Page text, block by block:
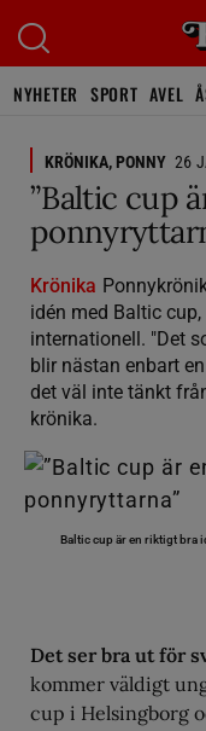
NYHETER SPORT AVEL
KRÖNIKA, PONNY 26
”Baltic cup
Krönika
idén med Baltic
internationell. "Det
blir nästan enbart
det väl inte tänkt
krönika.
Baltic cup är en riktigt bra
Det ser bra ut för
kommer väldigt
cup i Helsingborg